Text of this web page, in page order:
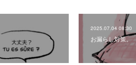
2025.07.04 08:30
お漏らし対策。